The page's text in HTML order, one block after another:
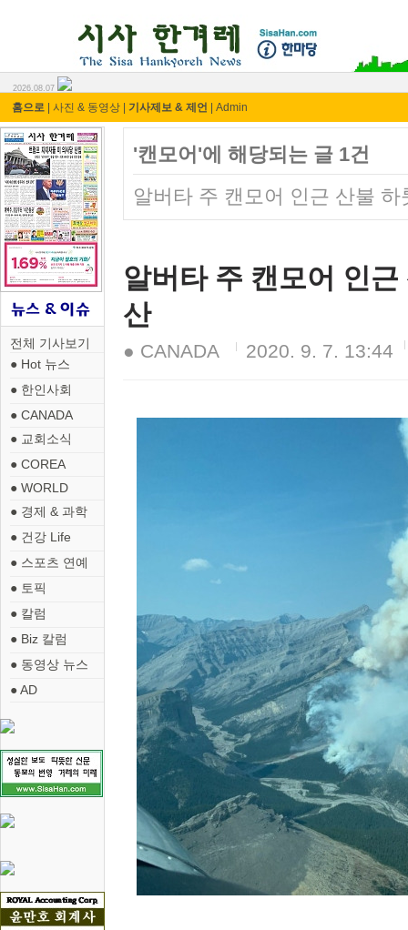
2026.08.07
홈으로 사진 & 동영상 기사제보 & 제언 Admin
전체 기사보기
● Hot 뉴스
● 한인사회
● CANADA
● 교회소식
● COREA
● WORLD
● 경제 & 과학
● 건강 Life
● 스포츠 연예
● 토픽
● 칼럼
● Biz 칼럼
● 동영상 뉴스
● AD
'캔모어'에 해당되는 글 1건
알버타 주 캔모어 인근 산불
알버타 주 캔모어 인
산
● CANADA 2020. 9. 7. 13:44